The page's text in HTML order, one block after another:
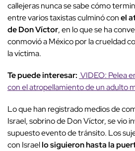
callejeras nunca se sabe cómo
entre varios taxistas culminó conel
de Don Víctor, en lo que se ha
conmovió a México por la crueldad
la víctima.
Te puede interesar: VIDEO: Pelea
con el atropellamiento de un adulto
Lo que han registrado medios de
Israel, sobrino de Don Víctor, se vio
supuesto evento de tránsito. Los
con Israello siguieron hasta la